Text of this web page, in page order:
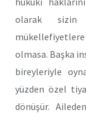
olarak sizin
olmasa. Başka
bireyleriyle
yüzden özel
dönüşür.